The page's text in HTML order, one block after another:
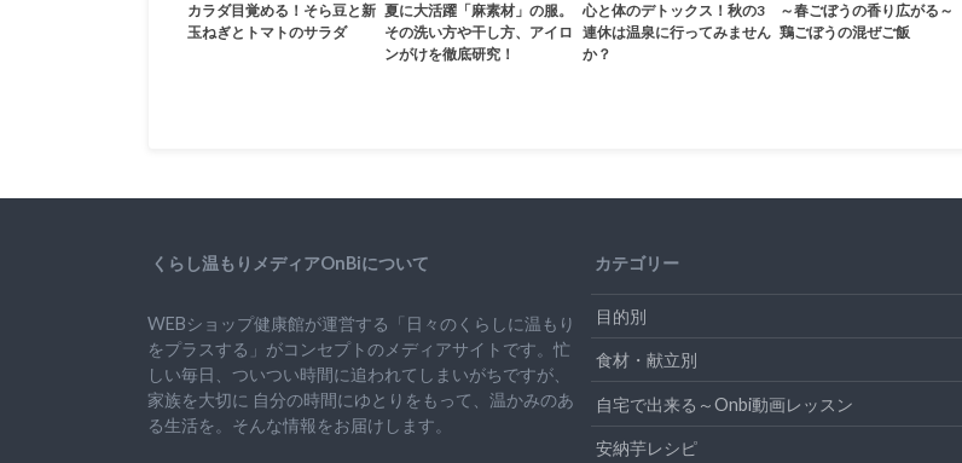
カラダ目覚める！そら豆と新
玉ねぎとトマトのサラダ
夏に大活躍「麻素材」の服。
その洗い方や干し方、アイロ
ンがけを徹底研究！
心と体のデトックス！秋の3
連休は温泉に行ってみません
か？
～春ごぼうの香り広がる～
鶏ごぼうの混ぜご飯
くらし温もりメディアOnBiについて
WEBショップ健康館が運営する「日々のくらしに温もり
をプラスする」がコンセプトのメディアサイトです。忙
しい毎日、ついつい時間に追われてしまいがちですが、
家族を大切に 自分の時間にゆとりをもって、 温かみのあ
る生活を。そんな情報をお届けします。
カテゴリー
目的別
食材・献立別
自宅で出来る～Onbi動画レッスン
安納芋レシピ